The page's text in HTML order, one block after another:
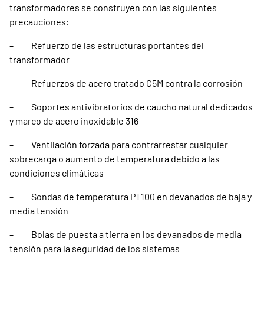
transformadores se construyen con las siguientes
precauciones:
– Refuerzo de las estructuras portantes del
transformador
– Refuerzos de acero tratado C5M contra la corrosión
– Soportes antivibratorios de caucho natural dedicados
y marco de acero inoxidable 316
– Ventilación forzada para contrarrestar cualquier
sobrecarga o aumento de temperatura debido a las
condiciones climáticas
– Sondas de temperatura PT100 en devanados de baja y
media tensión
– Bolas de puesta a tierra en los devanados de media
tensión para la seguridad de los sistemas